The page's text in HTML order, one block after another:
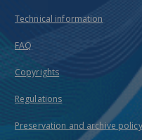
Technical information
FAQ
Copyrights
Regulations
Preservation and archive policy